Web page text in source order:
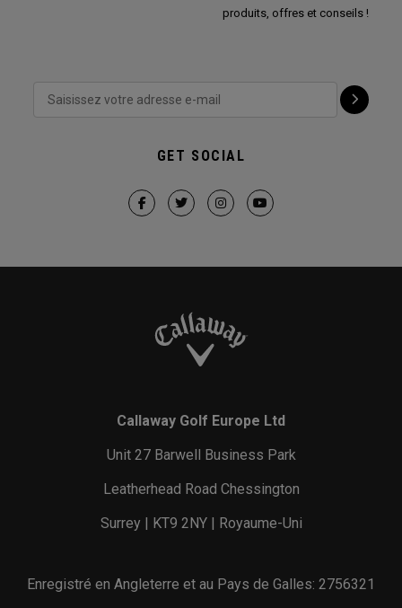
produits, offres et conseils !
GET SOCIAL
Callaway Golf Europe Ltd
Unit 27 Barwell Business Park
Leatherhead Road Chessington
Surrey | KT9 2NY | Royaume-Uni
Enregistré en Angleterre et au Pays de Galles: 2756321